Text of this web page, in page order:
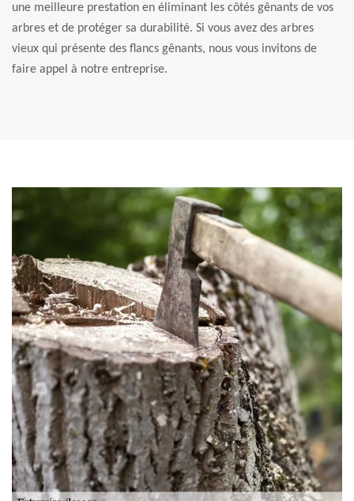
une meilleure prestation en éliminant les côtés gênants de vos
arbres et de protéger sa durabilité. Si vous avez des arbres
vieux qui présente des flancs gênants, nous vous invitons de
faire appel à notre entreprise.